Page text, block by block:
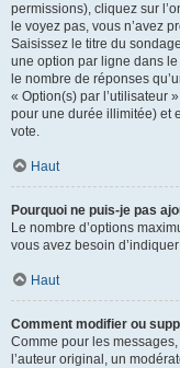
permissions), cliquez sur
le voyez pas, vous n’avez
Saisissez le titre du
une option par ligne dans
le nombre de réponses
« Option(s) par l’utilisateur
pour une durée illimitée) et
vote.
Haut
Pourquoi ne puis-je pas
Le nombre d’options
vous avez besoin
Haut
Comment modifier ou
Comme pour les
l’auteur original, un